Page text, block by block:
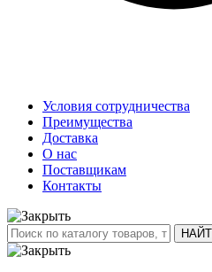
Условия сотрудничества
Преимущества
Доставка
О нас
Поставщикам
Контакты